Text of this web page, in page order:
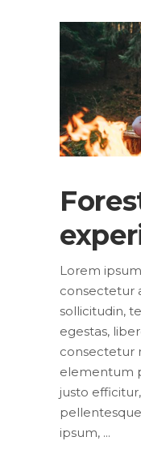
Lorem
consectetur
sollicitudin,
egestas,
consectetur
elementum
justo
ipsum,